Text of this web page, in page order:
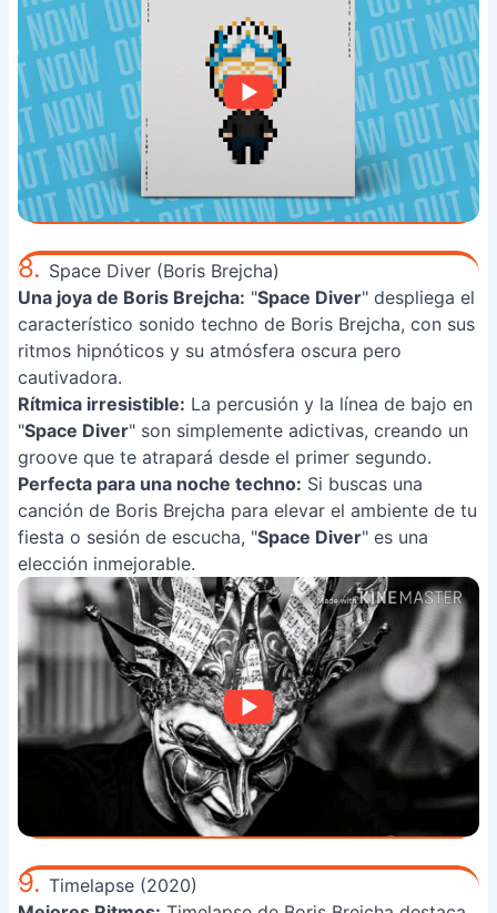
8. Space Diver (Boris Brejcha)
Una joya de Boris Brejcha: "Space Diver" despliega el
característico sonido techno de Boris Brejcha, con sus
ritmos hipnóticos y su atmósfera oscura pero
cautivadora.
Rítmica irresistible: La percusión y la línea de bajo en
"Space Diver" son simplemente adictivas, creando un
groove que te atrapará desde el primer segundo.
Perfecta para una noche techno: Si buscas una
canción de Boris Brejcha para elevar el ambiente de tu
fiesta o sesión de escucha, "Space Diver" es una
elección inmejorable.
9. Timelapse (2020)